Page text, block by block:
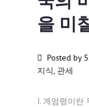
을 미
Posted by
지식, 관세
I. 계엄령이란